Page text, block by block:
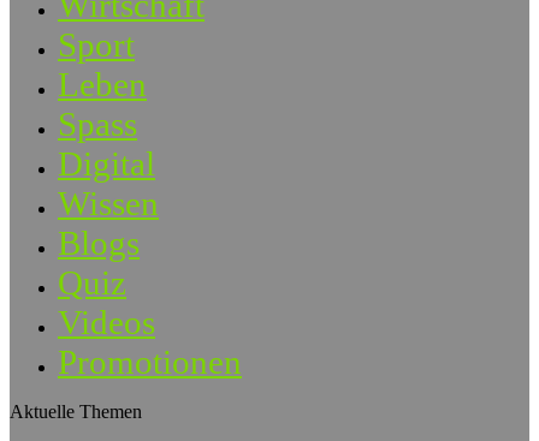
Sport
Leben
Spass
Digital
Wissen
Blogs
Quiz
Videos
Promotionen
Aktuelle Themen